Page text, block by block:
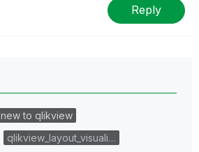
Reply
new to qlikview
qlikview_layout_visuali…